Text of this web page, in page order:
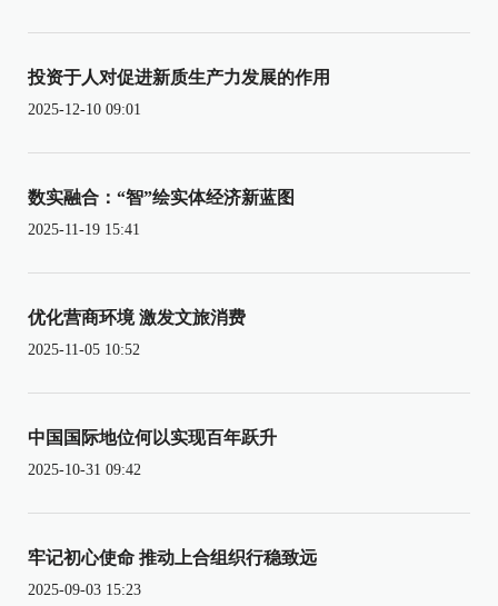
投资于人对促进新质生产力发展的作用
2025-12-10 09:01
数实融合：“智”绘实体经济新蓝图
2025-11-19 15:41
优化营商环境 激发文旅消费
2025-11-05 10:52
中国国际地位何以实现百年跃升
2025-10-31 09:42
牢记初心使命 推动上合组织行稳致远
2025-09-03 15:23